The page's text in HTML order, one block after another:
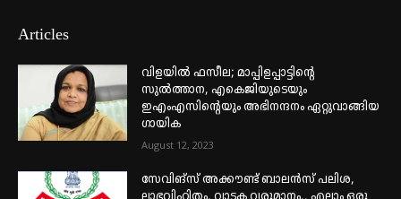
Articles
വിളയിൽ ഫസീല; മാപ്പിളപ്പാട്ടിന്റെ
സുൽത്താന, എകെജിയുടെയും
ഇഎംഎസിന്റെയും അഭിനന്ദനം ഏറ്റുവാങ്ങിയ
ഗായിക
August 12, 2023
സേവിങ്സ് അക്കൗണ്ട് ബാലൻസ് പലിശ,